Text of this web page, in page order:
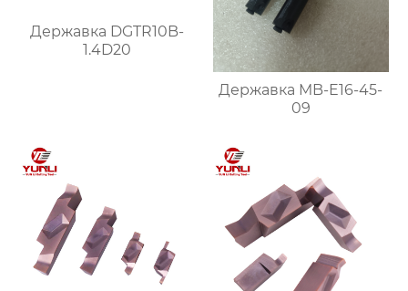
Державка DGTR10B-
1.4D20
Державка MB-E16-45-
09